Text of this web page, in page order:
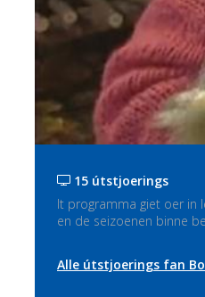
15 útstjoerings
It programma giet oer in
en de seizoenen binne
Alle útstjoerings fan